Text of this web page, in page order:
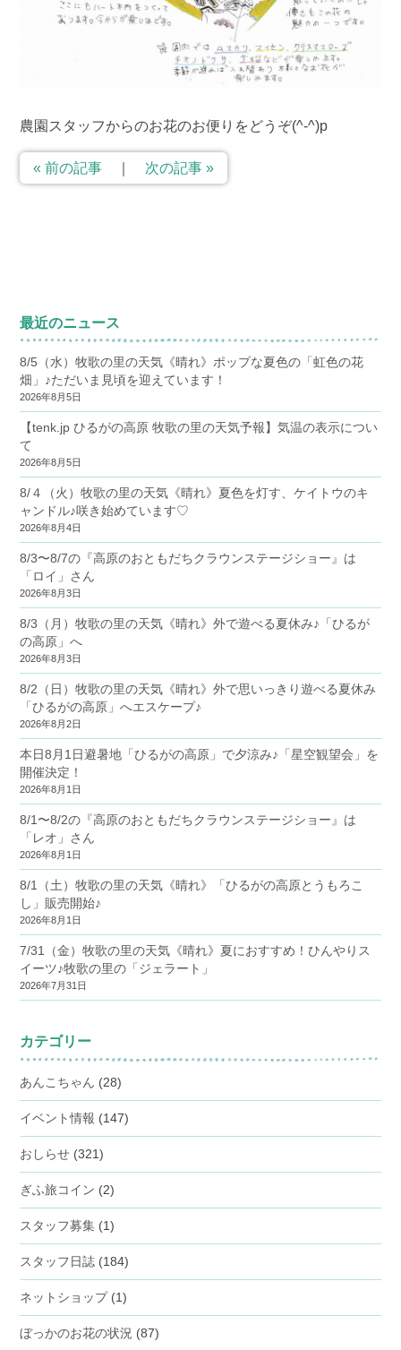
農園スタッフからのお花のお便りをどうぞ(^-^)p
« 前の記事 次の記事 »
最近のニュース
8/5（水）牧歌の里の天気《晴れ》ポップな夏色の「虹色の花
畑」♪ただいま見頃を迎えています！
2026年8月5日
【tenk.jp ひるがの高原 牧歌の里の天気予報】気温の表示につい
て
2026年8月5日
8/４（火）牧歌の里の天気《晴れ》夏色を灯す、ケイトウのキ
ャンドル♪咲き始めています♡
2026年8月4日
8/3〜8/7の『高原のおともだちクラウンステージショー』は
「ロイ」さん
2026年8月3日
8/3（月）牧歌の里の天気《晴れ》外で遊べる夏休み♪「ひるが
の高原」へ
2026年8月3日
8/2（日）牧歌の里の天気《晴れ》外で思いっきり遊べる夏休み
「ひるがの高原」へエスケープ♪
2026年8月2日
本日8月1日避暑地「ひるがの高原」で夕涼み♪「星空観望会」を
開催決定！
2026年8月1日
8/1〜8/2の『高原のおともだちクラウンステージショー』は
「レオ」さん
2026年8月1日
8/1（土）牧歌の里の天気《晴れ》「ひるがの高原とうもろこ
し」販売開始♪
2026年8月1日
7/31（金）牧歌の里の天気《晴れ》夏におすすめ！ひんやりス
イーツ♪牧歌の里の「ジェラート」
2026年7月31日
カテゴリー
あんこちゃん (28)
イベント情報 (147)
おしらせ (321)
ぎふ旅コイン (2)
スタッフ募集 (1)
スタッフ日誌 (184)
ネットショップ (1)
ぼっかのお花の状況 (87)